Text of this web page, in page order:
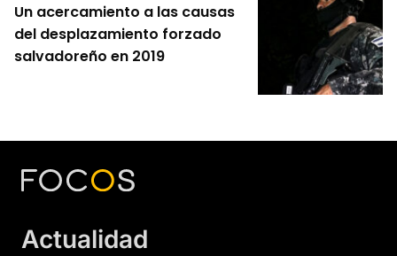
Un acercamiento a las causas
del desplazamiento forzado
salvadoreño en 2019
Actualidad